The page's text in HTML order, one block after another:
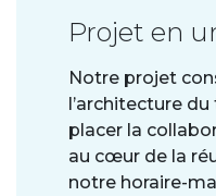
Projet en
Notre projet
l’architecture
placer la
au cœur de la
notre horaire-